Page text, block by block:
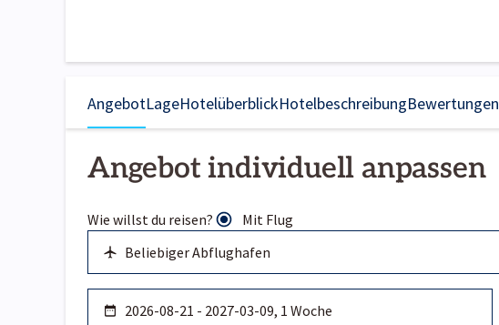
AngebotLageHotelüberblickHotelbeschreibungBewertungen
Angebot individuell anpassen
Wie willst du reisen? Mit Flug